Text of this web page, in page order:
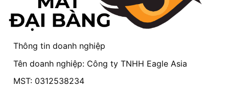
Thông tin doanh nghiệp
Tên doanh nghiệp: Công ty TNHH Eagle Asia
MST: 0312538234